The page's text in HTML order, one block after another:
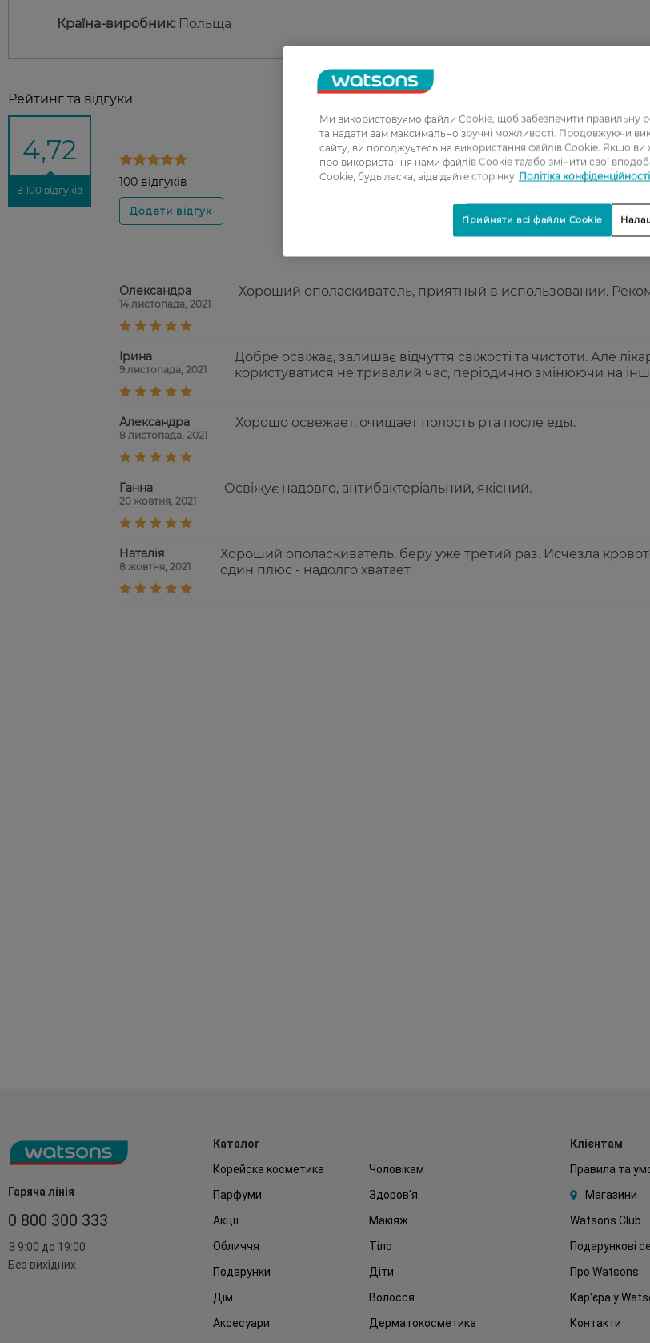
Країна-виробник: Польща
Рейтинг та відгуки
4,72
З 100 відгуків
100 відгуків
1
2
4
5
Олександра
14 листопада, 2021
Хороший ополаскиватель, приятный в использовании.
Ірина
9 листопада, 2021
Добре освіжає, залишає відчуття свіжості та чистоти. Але
користуватися не тривалий час, періодично змінюючи на
Александра
8 листопада, 2021
Хорошо освежает, очищает полость рта после еды.
Ганна
20 жовтня, 2021
Освіжує надовго, антибактеріальний, якісний.
Наталія
8 жовтня, 2021
Хороший ополаскиватель, беру уже третий раз. Исчезла
один плюс - надолго хватает.
Гаряча лінія
0 800 300 333
З 9:00 до 19:00
Без вихідних
Каталог
Корейска косметика
Чоловікам
Парфуми
Здоров'я
Акції
Макіяж
Обличчя
Тіло
Подарунки
Діти
Дім
Волосся
Аксесуари
Дерматокосметика
Клієнтам
Правила та
Магазини
Watsons Club
Подарункові
Про Watsons
Кар'єра у
Контакти
Ми використовуємо файли Cookie, щоб забезпечити правильну
та надати вам максимально зручні можливості. Продовжуючи
сайту, ви погоджуєтесь на використання файлів Cookie. Якщо ви
про використання нами файлів Cookie та/або змінити свої
Cookie, будь ласка, відвідайте сторінку Політіка конфіденційності
Прийняти всі файли Cookie